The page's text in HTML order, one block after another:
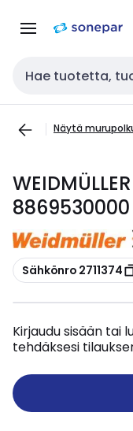
navigointiinsisältöön
Haku
Näytä
8869530000
Kopioi
Sähkönro 2711374
Kirjaudu sisään tai
tehdäksesi